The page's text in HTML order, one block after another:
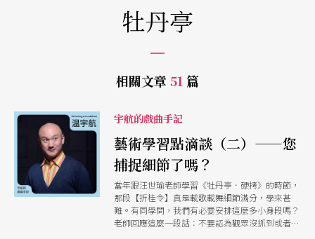
牡丹亭
相關文章 51 篇
宇航的戲曲手記
藝術學習點滴談（二）——您
捕捉細節了嗎？
當年跟汪世瑜老師學習《牡丹亭．硬拷》的時節，
那段【折桂令】真是載歌載舞細節滿分，學來甚
難。有同學問，我們有必要安排這麼多小身段嗎？
老師回應這麼一段話：不要認為觀眾沒抓到或者根